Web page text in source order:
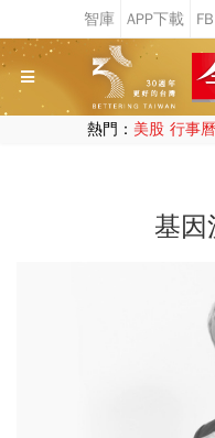
熱門： 美股 行事曆
基因